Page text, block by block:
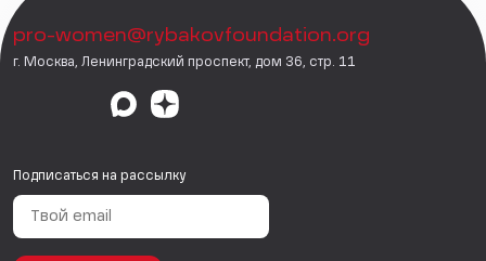
pro-women@rybakovfoundation.org
г. Москва, Ленинградский проспект, дом 36, стр. 11
Подписаться на рассылку